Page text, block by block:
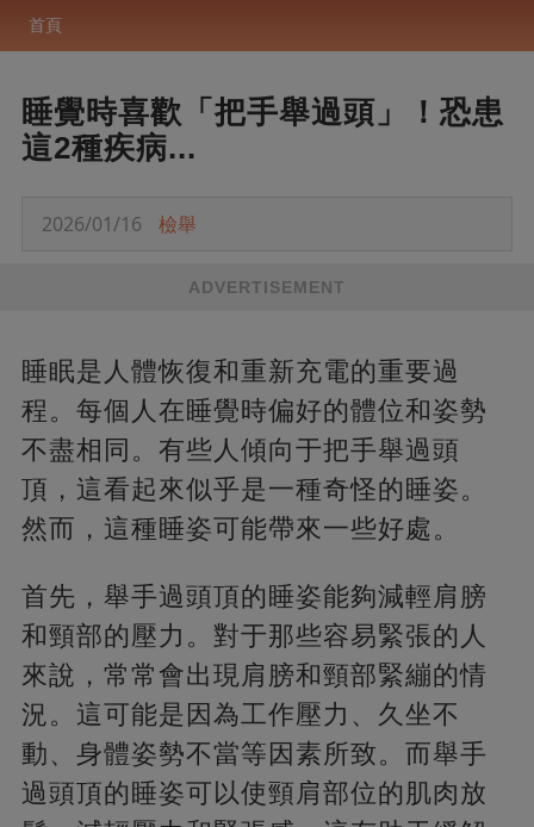
首頁
睡覺時喜歡「把手舉過頭」！恐患
這2種疾病...
2026/01/16 檢舉
ADVERTISEMENT
睡眠是人體恢復和重新充電的重要過
程。每個人在睡覺時偏好的體位和姿勢
不盡相同。有些人傾向于把手舉過頭
頂，這看起來似乎是一種奇怪的睡姿。
然而，這種睡姿可能帶來一些好處。
首先，舉手過頭頂的睡姿能夠減輕肩膀
和頸部的壓力。對于那些容易緊張的人
來說，常常會出現肩膀和頸部緊繃的情
況。這可能是因為工作壓力、久坐不
動、身體姿勢不當等因素所致。而舉手
過頭頂的睡姿可以使頸肩部位的肌肉放